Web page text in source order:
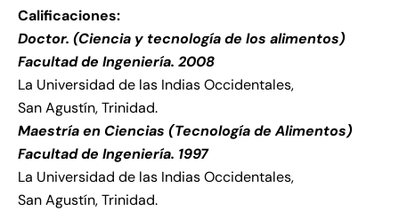
Calificaciones:
Doctor. (Ciencia y tecnología de los alimentos)
Facultad de Ingeniería. 2008
La Universidad de las Indias Occidentales,
San Agustín, Trinidad.
Maestría en Ciencias (Tecnología de Alimentos)
Facultad de Ingeniería. 1997
La Universidad de las Indias Occidentales,
San Agustín, Trinidad.